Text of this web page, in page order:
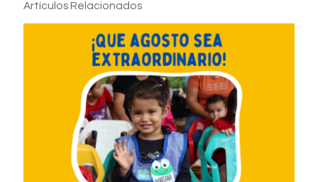
Artículos Relacionados